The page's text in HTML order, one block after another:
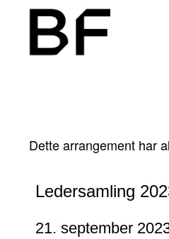
Dette arrangement har
Ledersamling
21. september